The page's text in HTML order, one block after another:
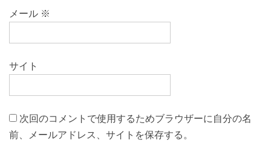
メール ※
サイト
次回のコメントで使用するためブラウザーに自分の名
前、メールアドレス、サイトを保存する。